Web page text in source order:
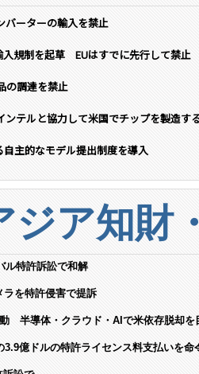
バーターの輸入を禁止
入規制を起草 EUはすでに先行して禁止
の調達を禁止
ンテルと協力して米国でチップを製造す
自主的なモデル提出制度を導入
ジア知財
ル特許訴訟で和解
ラを特許侵害で提訴
半導体・クラウド・AIで米依存脱却を
億ドルの特許ライセンス料支払いを命